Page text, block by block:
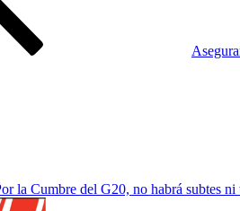
la Cumbre del G20, no habrá subtes